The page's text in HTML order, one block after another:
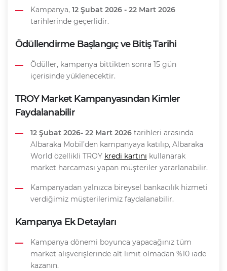
Kampanya, 12 Şubat 2026 - 22 Mart 2026
tarihlerinde geçerlidir.
Ödüllendirme Başlangıç ve Bitiş Tarihi
Ödüller, kampanya bittikten sonra 15 gün
içerisinde yüklenecektir.
TROY Market Kampanyasından Kimler
Faydalanabilir
12 Şubat 2026- 22 Mart 2026 tarihleri arasında
Albaraka Mobil’den kampanyaya katılıp, Albaraka
World özellikli TROY kredi kartını kullanarak
market harcaması yapan müşteriler yararlanabilir.
Kampanyadan yalnızca bireysel bankacılık hizmeti
verdiğimiz müşterilerimiz faydalanabilir.
Kampanya Ek Detayları
Kampanya dönemi boyunca yapacağınız tüm
market alışverişlerinde alt limit olmadan %10 iade
kazanın.